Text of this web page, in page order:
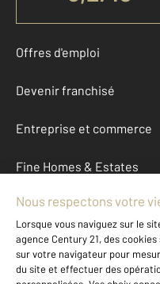
Offres d'emploi
Devenir franchisé
Entreprise et commerce
Fine Homes & Estates
À propos
International
Nous contacter